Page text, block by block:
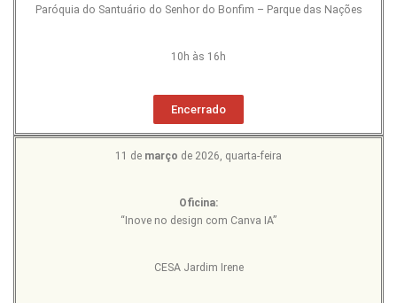
Paróquia do Santuário do Senhor do Bonfim – Parque das Nações
10h às 16h
Encerrado
11 de março de 2026, quarta-feira
Oficina:
“Inove no design com Canva IA”
CESA Jardim Irene